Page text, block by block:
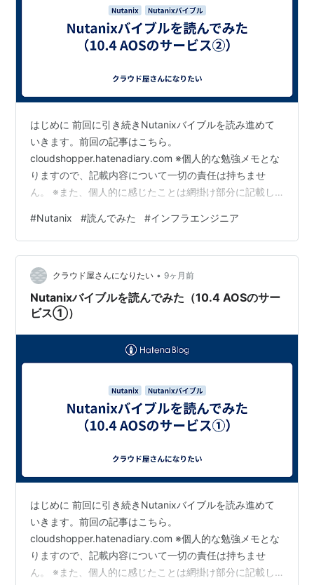
はじめに 前回に引き続きNutanixバイブルを読み進めて
いきます。前回の記事はこちら。
cloudshopper.hatenadiary.com ※個人的な勉強メモとな
りますので、記載内容について一切の責任は持ちませ
ん。 ※また、個人的に感じたことは網掛け部分に記載し
(日本語版)を読んで内容をまとめてみる。 ・本記事の対
象は、「AOS (Storage for Compute VMs)」-「10.4
AOSのサービス」の下記1項目。 ・「10.4.3 Nutanix
Kubernetes Engine（コンテナサービス）」 …
#Nutanix #読んでみた #インフラエンジニア
クラウド屋さんになりたい • 9ヶ月前
Nutanixバイブルを読んでみた（10.4 AOSのサー
ビス①）
はじめに 前回に引き続きNutanixバイブルを読み進めて
いきます。前回の記事はこちら。
cloudshopper.hatenadiary.com ※個人的な勉強メモとな
りますので、記載内容について一切の責任は持ちませ
ん。 ※また、個人的に感じたことは網掛け部分に記載し